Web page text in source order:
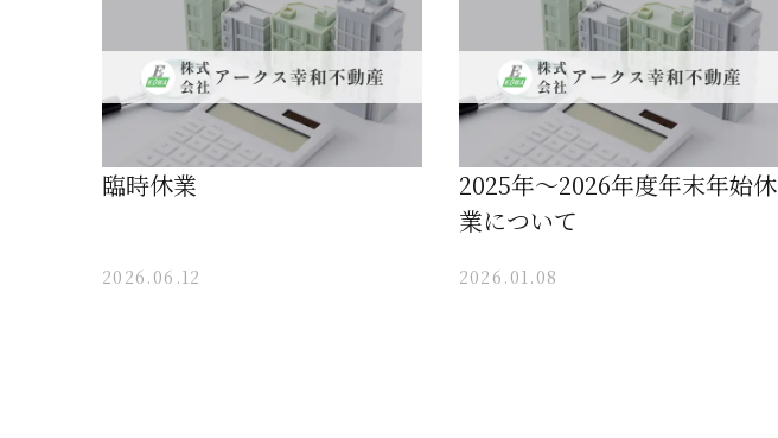
臨時休業
2026.06.12
2025年～2026年度年末年始休
業について
2026.01.08